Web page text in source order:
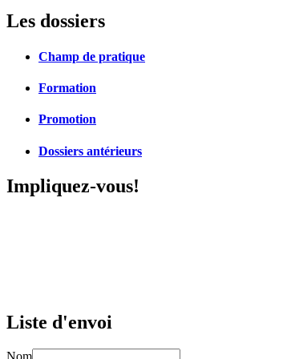
Les dossiers
Champ de pratique
Formation
Promotion
Dossiers antérieurs
Impliquez-vous!
Liste d'envoi